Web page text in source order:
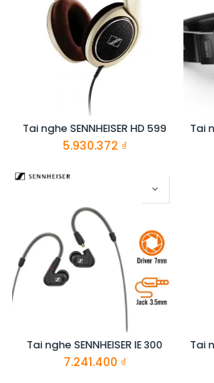
Tai nghe SENNHEISER HD 599
5.930.372 ₫
Tai nghe SENNHEISER IE 300
7.241.400 ₫